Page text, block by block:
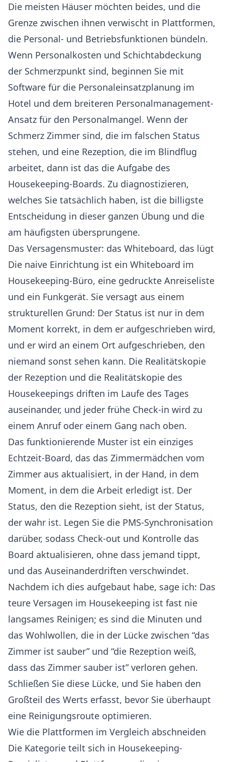
Die meisten Häuser möchten beides, und die
Grenze zwischen ihnen verwischt in Plattformen,
die Personal- und Betriebsfunktionen bündeln.
Wenn Personalkosten und Schichtabdeckung
der Schmerzpunkt sind, beginnen Sie mit
Software für die Personaleinsatzplanung im
Hotel und dem breiteren Personalmanagement-
Ansatz für den Personalmangel. Wenn der
Schmerz Zimmer sind, die im falschen Status
stehen, und eine Rezeption, die im Blindflug
arbeitet, dann ist das die Aufgabe des
Housekeeping-Boards. Zu diagnostizieren,
welches Sie tatsächlich haben, ist die billigste
Entscheidung in dieser ganzen Übung und die
am häufigsten übersprungene.
Das Versagensmuster: das Whiteboard, das lügt
Die naive Einrichtung ist ein Whiteboard im
Housekeeping-Büro, eine gedruckte Anreiseliste
und ein Funkgerät. Sie versagt aus einem
strukturellen Grund: Der Status ist nur in dem
Moment korrekt, in dem er aufgeschrieben wird,
und er wird an einem Ort aufgeschrieben, den
niemand sonst sehen kann. Die Realitätskopie
der Rezeption und die Realitätskopie des
Housekeepings driften im Laufe des Tages
auseinander, und jeder frühe Check-in wird zu
einem Anruf oder einem Gang nach oben.
Das funktionierende Muster ist ein einziges
Echtzeit-Board, das das Zimmermädchen vom
Zimmer aus aktualisiert, in der Hand, in dem
Moment, in dem die Arbeit erledigt ist. Der
Status, den die Rezeption sieht, ist der Status,
der wahr ist. Legen Sie die PMS-Synchronisation
darüber, sodass Check-out und Kontrolle das
Board aktualisieren, ohne dass jemand tippt,
und das Auseinanderdriften verschwindet.
Nachdem ich dies aufgebaut habe, sage ich: Das
teure Versagen im Housekeeping ist fast nie
langsames Reinigen; es sind die Minuten und
das Wohlwollen, die in der Lücke zwischen “das
Zimmer ist sauber” und “die Rezeption weiß,
dass das Zimmer sauber ist” verloren gehen.
Schließen Sie diese Lücke, und Sie haben den
Großteil des Werts erfasst, bevor Sie überhaupt
eine Reinigungsroute optimieren.
Wie die Plattformen im Vergleich abschneiden
Die Kategorie teilt sich in Housekeeping-